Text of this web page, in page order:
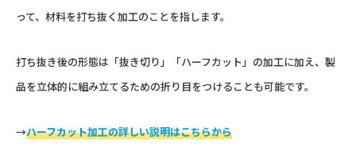
って、材料を打ち抜く加工のことを指します。
打ち抜き後の形態は「抜き切り」「ハーフカット」の加工に加え、製
品を立体的に組み立てるための折り目をつけることも可能です。
→ハーフカット加工の詳しい説明はこちらから